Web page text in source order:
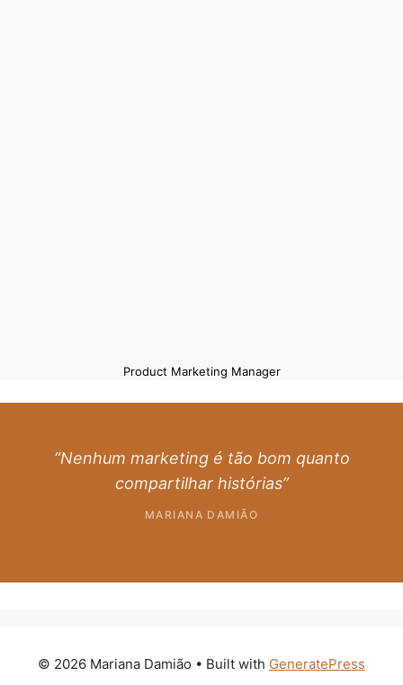
Product Marketing Manager
“Nenhum marketing é tão bom quanto
compartilhar histórias”
MARIANA DAMIÃO
© 2026 Mariana Damião • Built with GeneratePress